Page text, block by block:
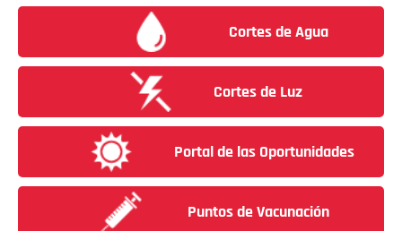
Cortes de Agua
Cortes de Luz
Portal de las Oportunidades
Puntos de Vacunación